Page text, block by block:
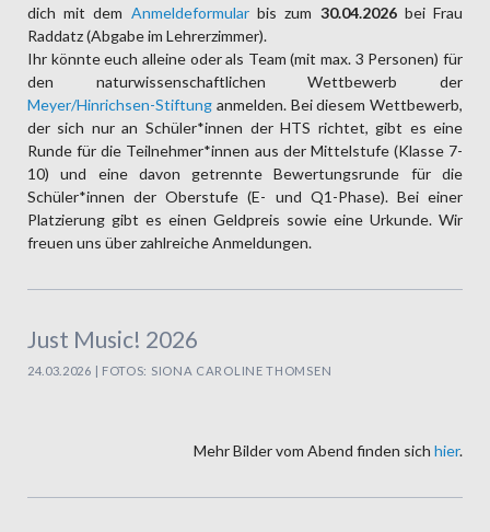
dich mit dem Anmeldeformular bis zum 30.04.2026bei Frau
Raddatz (Abgabe im Lehrer­zimmer).
Ihr könnte euch alleine oder als Team (mit max. 3 Personen) für
den natur­wissen­schaftlichen Wett­bewerb der
Meyer/Hinrichsen-Stiftunganmelden. Bei diesem Wett­bewerb,
der sich nur an Schüler*innen der HTS richtet, gibt es eine
Runde für die Teil­nehmer*innen aus der Mittel­stufe (Klasse 7-
10) und eine davon getrennte Bewertungs­runde für die
Schüler*innen der Ober­stufe (E- und Q1-Phase). Bei einer
Platzie­rung gibt es einen Geld­preis sowie eine Urkunde. Wir
freuen uns über zahl­reiche Anmel­dungen.
Just Music! 2026
24.03.2026 | FOTOS: SIONA CAROLINE THOMSEN
Mehr Bilder vom Abend finden sichhier.